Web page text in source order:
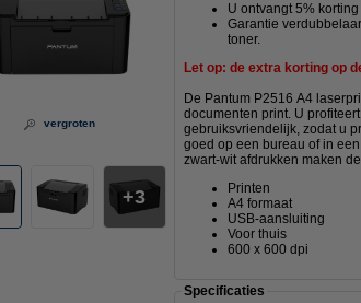
vergroten
3
U ontvangt 5%
Garantie
toner.
Let op: de extra korting op
De Pantum P2516 A4
documenten print. U
gebruiksvriendelijk, zodat u
goed op een bureau of in
zwart-wit afdrukken maken
Printen
A4 formaat
USB-aansluiting
Voor thuis
600 x 600 dpi
Specificaties